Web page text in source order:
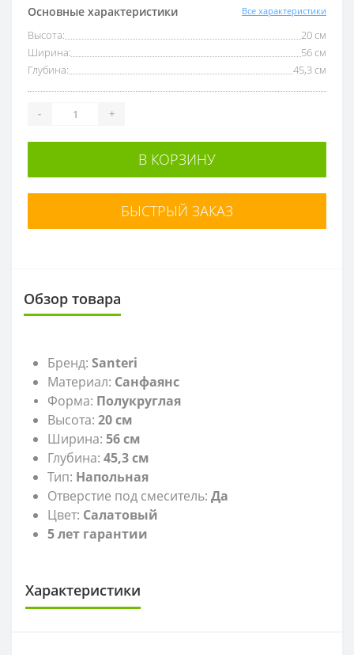
Основные характеристики Все характеристики
Высота:
20 см
Ширина:
56 см
Глубина:
45,3 см
- +
В КОРЗИНУ
БЫСТРЫЙ ЗАКАЗ
Обзор товара
Бренд: Santeri
Материал: Санфаянс
Форма: Полукруглая
Высота: 20см
Ширина: 56 см
Глубина: 45,3см
Тип: Напольная
Отверстие под смеситель: Да
Цвет: Салатовый
5 лет гарантии
Характеристики